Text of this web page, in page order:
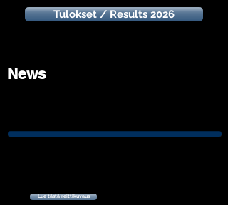
Tulokset / Results 2026
News
Lue tästä reittikuvaus